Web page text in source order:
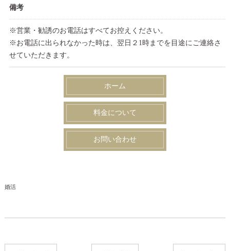
備考
※営業・勧誘のお電話はすべてお控えください。
※お電話に出られなかった時は、翌日２1時までを目途にご連絡さ
せていただきます。
ホーム
料金について
お問い合わせ
婚活